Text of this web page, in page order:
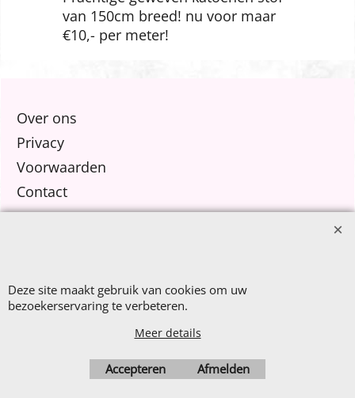
Prachtige geweven katoenen stof
van 150cm breed! nu voor maar
€10,- per meter!
Over ons
Privacy
Voorwaarden
Contact
After Summer Sale
Webwinkel gemaakt met
ShopFactory webwinkel
Deze site maakt gebruik van cookies om uw
bezoekerservaring te verbeteren.
Meer details
Accepteren Afmelden